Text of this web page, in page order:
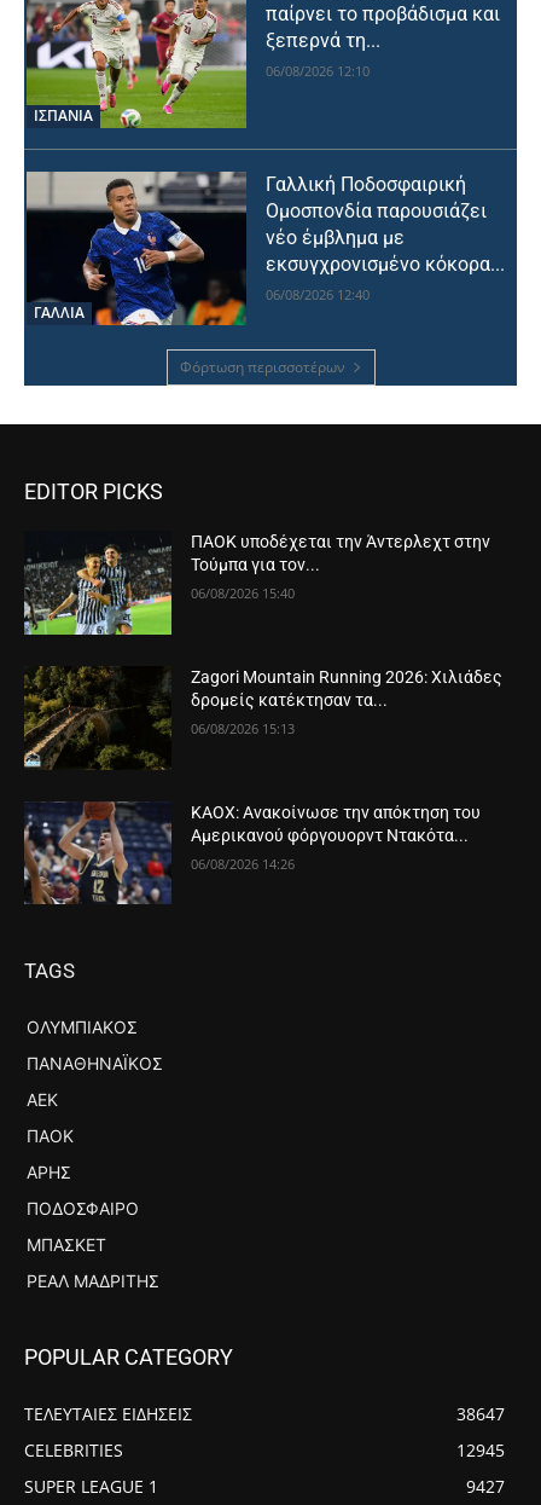
ΙΣΠΑΝΙΑ
παίρνει το προβάδισμα και
ξεπερνά τη...
06/08/2026 12:10
ΓΑΛΛΙΑ
Γαλλική Ποδοσφαιρική
Ομοσπονδία παρουσιάζει
νέο έμβλημα με
εκσυγχρονισμένο κόκορα...
06/08/2026 12:40
Φόρτωση περισσοτέρων
EDITOR PICKS
ΠΑΟΚ υποδέχεται την Άντερλεχτ στην
Τούμπα για τον...
06/08/2026 15:40
Zagori Mountain Running 2026: Χιλιάδες
δρομείς κατέκτησαν τα...
06/08/2026 15:13
ΚΑΟΧ: Ανακοίνωσε την απόκτηση του
Αμερικανού φόργουορντ Ντακότα...
06/08/2026 14:26
TAGS
ΟΛΥΜΠΙΑΚΌΣ
ΠΑΝΑΘΗΝΑΪΚΌΣ
ΑΕΚ
ΠΑΟΚ
ΆΡΗΣ
ΠΟΔΌΣΦΑΙΡΟ
ΜΠΆΣΚΕΤ
ΡΕΆΛ ΜΑΔΡΊΤΗΣ
POPULAR CATEGORY
ΤΕΛΕΥΤΑΙΕΣ ΕΙΔΗΣΕΙΣ
38647
CELEBRITIES
12945
SUPER LEAGUE 1
9427